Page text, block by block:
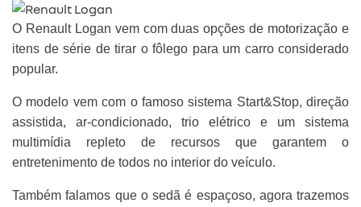
O Renault Logan vem com duas opções de motorização e
itens de série de tirar o fôlego para um carro considerado
popular.
O modelo vem com o famoso sistema Start&Stop, direção
assistida, ar-condicionado, trio elétrico e um sistema
multimídia repleto de recursos que garantem o
entretenimento de todos no interior do veículo.
Também falamos que o sedã é espaçoso, agora trazemos